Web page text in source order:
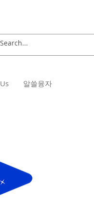
알쓸융자